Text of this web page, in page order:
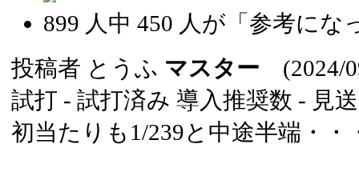
899 人中 450 人が「参考にな
投稿者 とうふ マスター (2024/
試打 - 試打済み 導入推奨数 - 見
初当たりも1/239と中途半端・・